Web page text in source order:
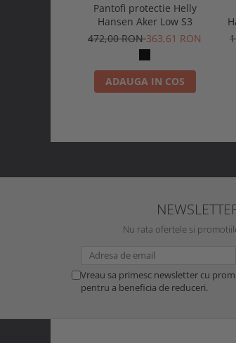
Pantofi protectie Helly
Hansen Aker Low S3
472,00 RON363,61 RON
ADAUGA IN COS
Nu rata ofertele si
Vreau sa primesc newsletter cu
pentru a beneficia de reduceri.